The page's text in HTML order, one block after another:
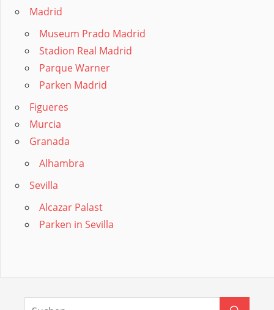
Madrid
Museum Prado Madrid
Stadion Real Madrid
Parque Warner
Parken Madrid
Figueres
Murcia
Granada
Alhambra
Sevilla
Alcazar Palast
Parken in Sevilla